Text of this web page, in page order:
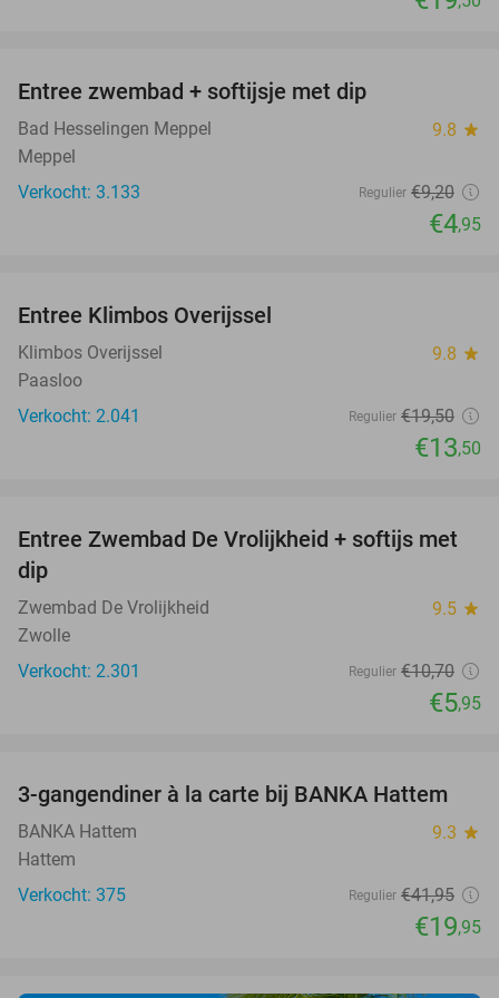
Entree zwembad + softijsje met dip
Bad Hesselingen Meppel 9.8 star
Meppel
Verkocht: 3.133
Regulier €9,20
€4,95
Entree Klimbos Overijssel
Klimbos Overijssel 9.8 star
Paasloo
Verkocht: 2.041
Regulier €19,50
€13,50
44%
Entree Zwembad De Vrolijkheid + softijs met
dip
Zwembad De Vrolijkheid 9.5 star
Zwolle
Verkocht: 2.301
Regulier €10,70
€5,95
52%
3-gangendiner à la carte bij BANKA Hattem
BANKA Hattem 9.3 star
Hattem
Verkocht: 375
Regulier €41,95
€19,95